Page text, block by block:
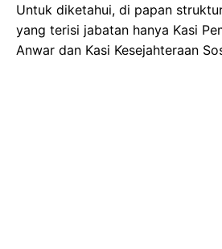
Untuk diketahui, di papan
yang terisi jabatan hanya Kasi
Anwar dan Kasi Kesejahteraan